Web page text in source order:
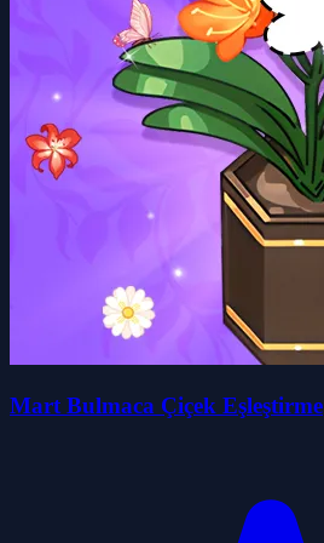
Mart Bulmaca Çiçek Eşleştirme